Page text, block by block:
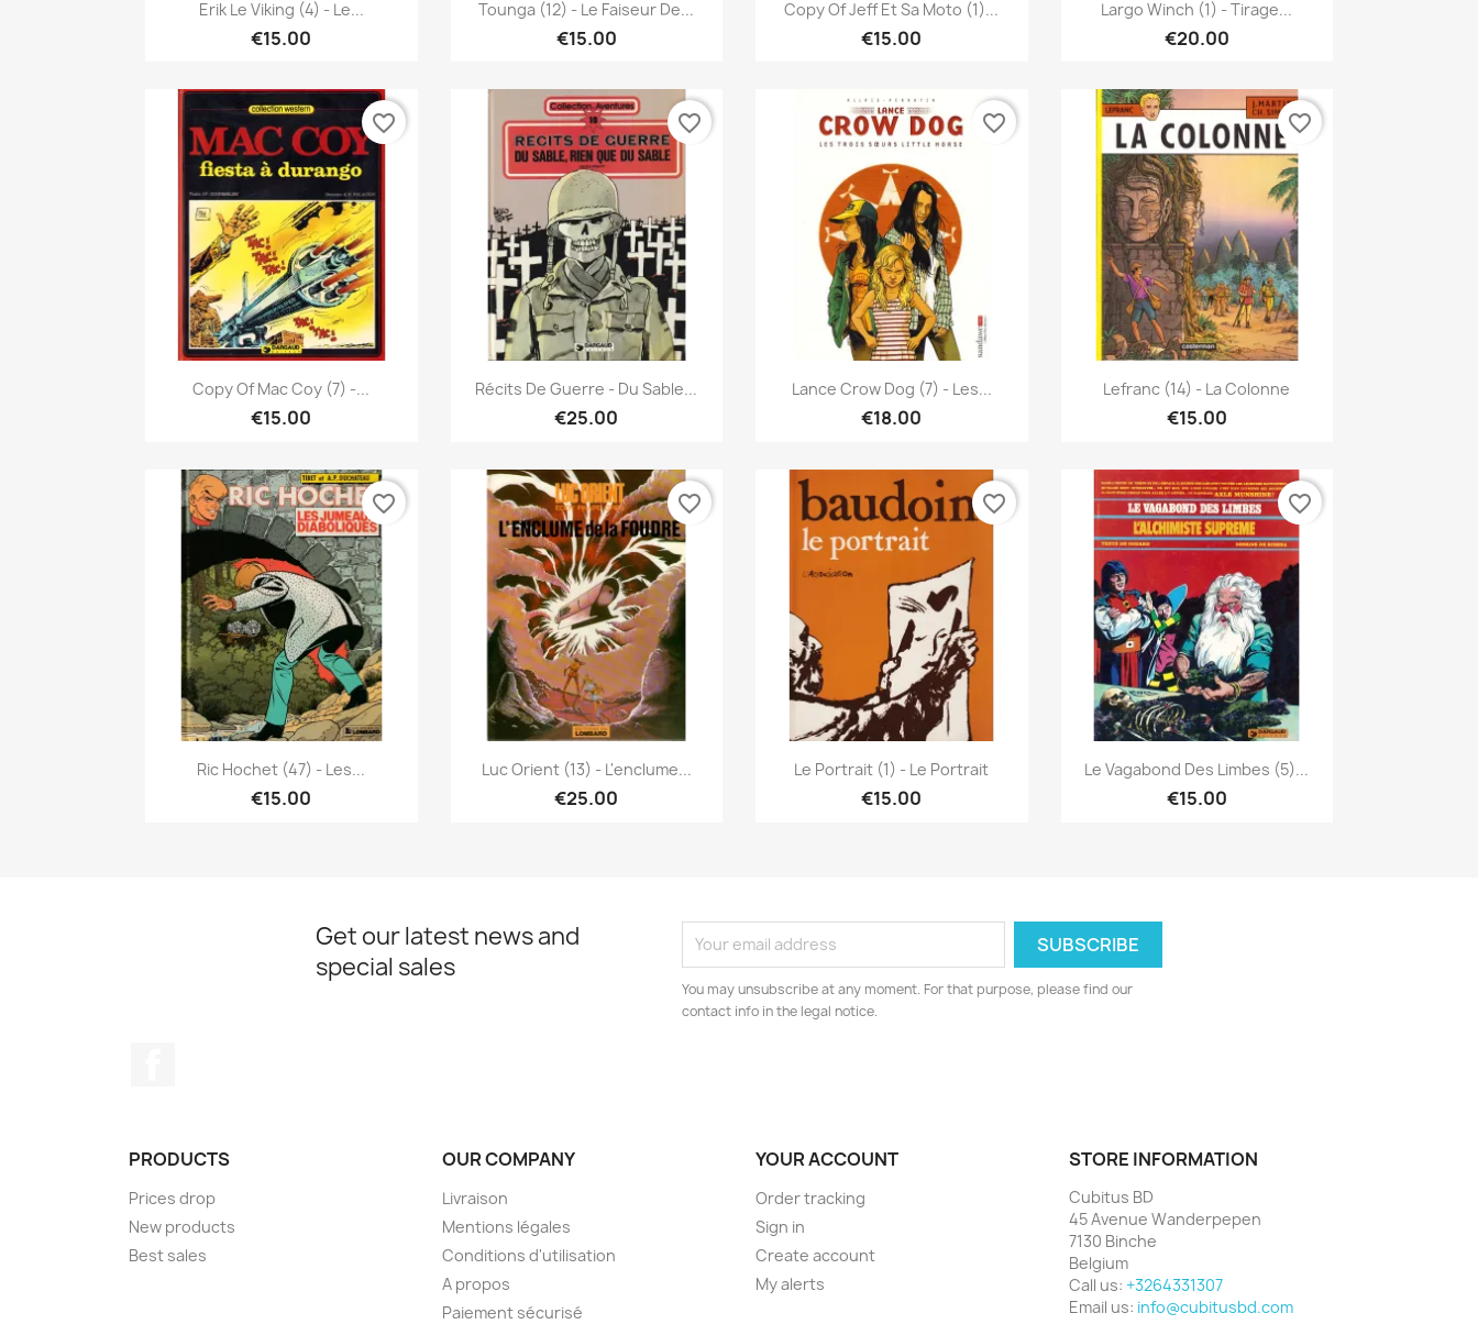
Erik Le Viking (4) - Le...
€15.00
Tounga (12) - Le Faiseur De...
€15.00
Copy Of Jeff Et Sa Moto (1)...
€15.00
Largo Winch (1) - Tirage...
€20.00
Quick view
Copy Of Mac Coy (7) -...
€15.00
favorite_border
Quick view
Récits De Guerre - Du Sable...
€25.00
favorite_border
Quick view
Lance Crow Dog (7) - Les...
€18.00
favorite_border
 Quick view
Lefranc (14) - La Colonne
€15.00
favorite_border
Quick view
Ric Hochet (47) - Les...
€15.00
favorite_border
Quick view
Luc Orient (13) - L'enclume...
€25.00
favorite_border
Quick view
Le Portrait (1) - Le Portrait
€15.00
favorite_border
Quick view
Le Vagabond Des Limbes (5)...
€15.00
favorite_border
Get our latest news and
special sales
You may unsubscribe at any moment. For that purpose, please find our
contact info in the legal notice.
PRODUCTS
Prices drop
New products
Best sales
OUR COMPANY
Livraison
Mentions légales
Conditions d'utilisation
A propos
Paiement sécurisé
YOUR ACCOUNT
Order tracking
Sign in
Create account
My alerts
STORE INFORMATION
Cubitus BD
45 Avenue Wanderpepen
7130 Binche
Belgium
Call us: +3264331307
Email us: info@cubitusbd.com